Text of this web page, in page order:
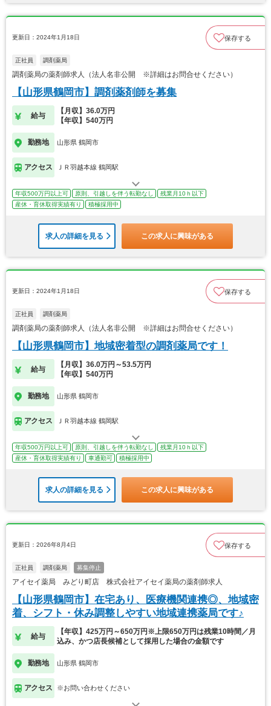
更新日：2024年1月18日 保存する
正社員 調剤薬局
調剤薬局の薬剤師求人（法人名非公開 ※詳細はお問合せください）
【山形県鶴岡市】調剤薬剤師を募集
給与
【月収】36.0万円
【年収】540万円
勤務地 山形県 鶴岡市
アクセス ＪＲ羽越本線 鶴岡駅
年収500万円以上可 原則、引越しを伴う転勤なし
残業月10ｈ以下
産休・育休取得実績有り
積極採用中
求人の詳細を見る この求人に興味がある
更新日：2024年1月18日 保存する
正社員 調剤薬局
調剤薬局の薬剤師求人（法人名非公開 ※詳細はお問合せください）
【山形県鶴岡市】地域密着型の調剤薬局です！
給与
【月収】36.0万円～53.5万円
【年収】540万円
勤務地 山形県 鶴岡市
アクセス ＪＲ羽越本線 鶴岡駅
年収500万円以上可 原則、引越しを伴う転勤なし
残業月10ｈ以下
産休・育休取得実績有り
車通勤可 積極採用中
求人の詳細を見る この求人に興味がある
更新日：2026年8月4日 保存する
正社員 調剤薬局 募集停止
アイセイ薬局 みどり町店 株式会社アイセイ薬局の薬剤師求人
【山形県鶴岡市】在宅あり、医療機関連携◎、地域密
着、シフト・休み調整しやすい地域連携薬局です♪
給与
【年収】425万円～650万円※上限650万円は残業10時間／月
込み、かつ店長候補として採用した場合の金額です
勤務地 山形県 鶴岡市
アクセス ※お問い合わせください